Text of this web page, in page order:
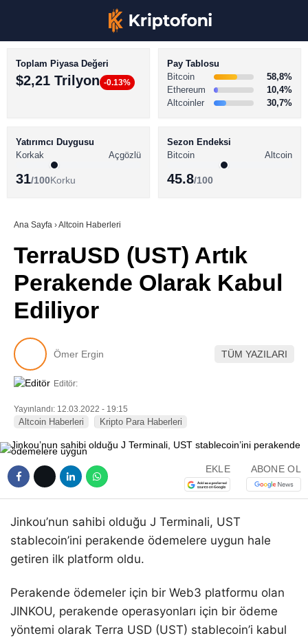
Youtube
TikTok
BİTCOİN HABERLERİ
ALTCOİN HABERLERİ
SÖZLÜK
Toplam Piyasa Değeri
$2,21 Trilyon -0.13%
Pay Tablosu
Bitcoin
58,8%
Ethereum
10,4%
Altcoinler
30,7%
Yatırımcı Duygusu
Korkak
Açgözlü
31/100Korku
Sezon Endeksi
Bitcoin
Altcoin
45.8/100
Ana Sayfa ›Altcoin Haberleri
TerraUSD (UST) Artık
Perakende Olarak Kabul
Ediliyor
Ömer Ergin TÜM YAZILARI
Editör:
Yayınlandı: 12.03.2022 - 19:15
Altcoin Haberleri Kripto Para Haberleri
EKLE ABONE OL
Jinkou’nun sahibi olduğu J Terminali, UST
stablecoin’ini perakende ödemelere uygun hale
getiren ilk platform oldu.
Perakende ödemeler için bir Web3 platformu olan
JINKOU, perakende operasyonları için bir ödeme
yöntemi olarak Terra USD (UST) stablecoin’i kabul